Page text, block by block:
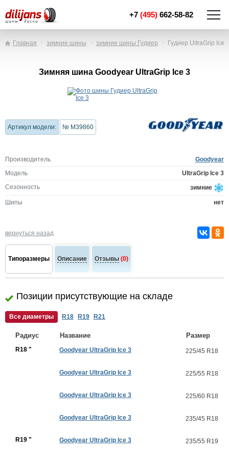
+7 (495) 662-58-82
Главная зимние шины зимние шины Гудиер Гудиер UltraGrip Ice 3
Зимняя шина Goodyear UltraGrip Ice 3
Артикул модели: № M39860
Производитель
Goodyear
Модель
UltraGrip Ice 3
Сезонность
зимние
Шипы нет
вернуться назад
Типоразмеры Описание Отзывы (0)
Позиции присутствующие на складе
Все диаметры R18 R19 R21
Радиус Название Размер
R18 " Goodyear UltraGrip Ice 3 225/45 R18
Goodyear UltraGrip Ice 3 225/55 R18
Goodyear UltraGrip Ice 3 225/60 R18
Goodyear UltraGrip Ice 3 235/45 R18
R19 " Goodyear UltraGrip Ice 3 235/55 R19